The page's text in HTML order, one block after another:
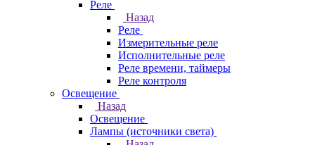
Реле
Назад
Реле
Измерительные реле
Исполнительные реле
Реле времени, таймеры
Реле контроля
Освещение
Назад
Освещение
Лампы (источники света)